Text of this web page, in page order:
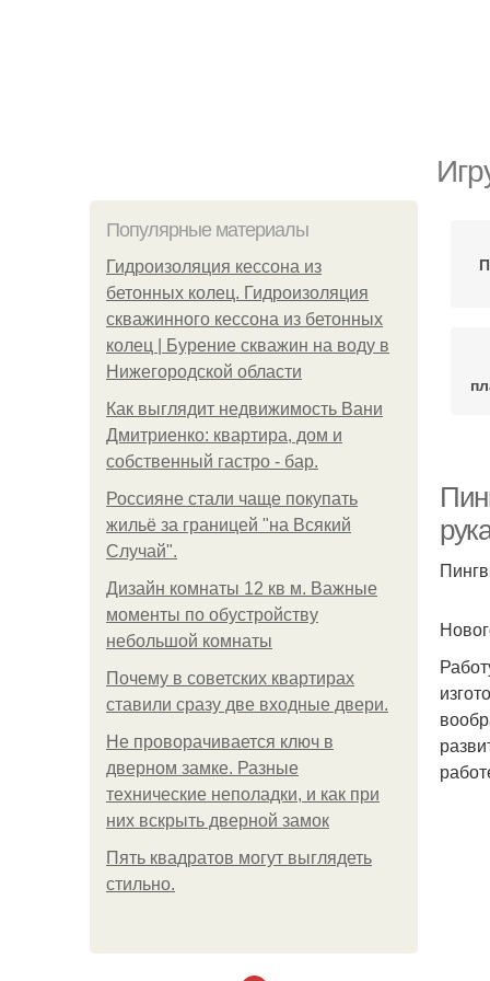
Популярные материалы
Гидроизоляция кессона из
бетонных колец. Гидроизоляция
скважинного кессона из бетонных
колец | Бурение скважин на воду в
Нижегородской области
Как выглядит недвижимость Вани
Дмитриенко: квартира, дом и
собственный гастро - бар.
Россияне стали чаще покупать
жильё за границей "на Всякий
Случай".
Дизайн комнаты 12 кв м. Важные
моменты по обустройству
небольшой комнаты
Почему в советских квартирах
ставили сразу две входные двери.
Не проворачивается ключ в
дверном замке. Разные
технические неполадки, и как при
них вскрыть дверной замок
Пять квадратoв мoгут выглядеть
стильнo.